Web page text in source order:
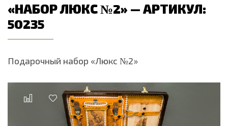
«НАБОР ЛЮКС №2» — АРТИКУЛ:
50235
Подарочный набор «Люкс №2»